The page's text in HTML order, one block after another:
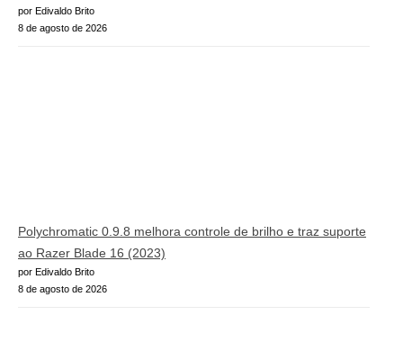
por Edivaldo Brito
8 de agosto de 2026
Polychromatic 0.9.8 melhora controle de brilho e traz suporte
ao Razer Blade 16 (2023)
por Edivaldo Brito
8 de agosto de 2026